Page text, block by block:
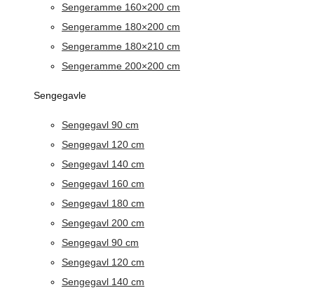
Sengeramme 160×200 cm
Sengeramme 180×200 cm
Sengeramme 180×210 cm
Sengeramme 200×200 cm
Sengegavle
Sengegavl 90 cm
Sengegavl 120 cm
Sengegavl 140 cm
Sengegavl 160 cm
Sengegavl 180 cm
Sengegavl 200 cm
Sengegavl 90 cm
Sengegavl 120 cm
Sengegavl 140 cm